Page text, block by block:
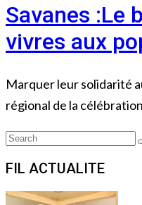
Savanes :Le
vivres aux
Marquer leur solidarité
régional de la
Search
FIL ACTUALITE